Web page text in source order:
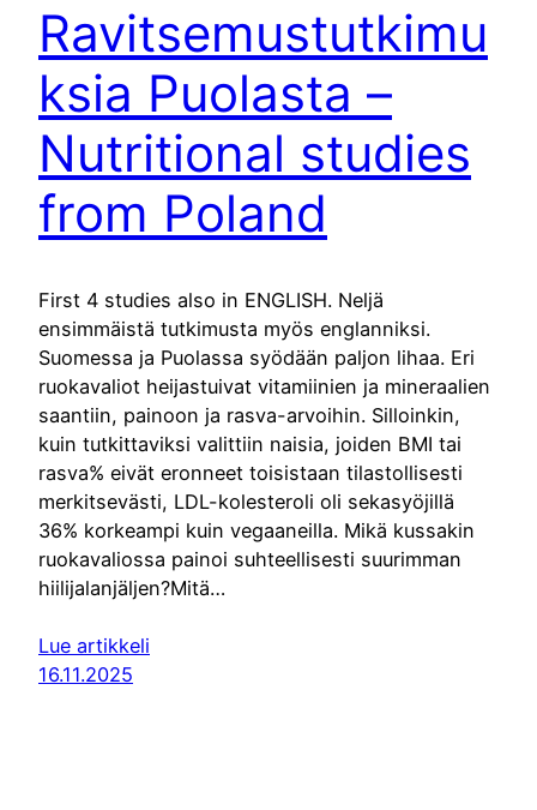
Ravitsemustutkimu
ksia Puolasta –
Nutritional studies
from Poland
First 4 studies also in ENGLISH. Neljä
ensimmäistä tutkimusta myös englanniksi.
Suomessa ja Puolassa syödään paljon lihaa. Eri
ruokavaliot heijastuivat vitamiinien ja mineraalien
saantiin, painoon ja rasva-arvoihin. Silloinkin,
kuin tutkittaviksi valittiin naisia, joiden BMI tai
rasva% eivät eronneet toisistaan tilastollisesti
merkitsevästi, LDL-kolesteroli oli sekasyöjillä
36% korkeampi kuin vegaaneilla. Mikä kussakin
ruokavaliossa painoi suhteellisesti suurimman
hiilijalanjäljen?Mitä…
Lue artikkeli
16.11.2025